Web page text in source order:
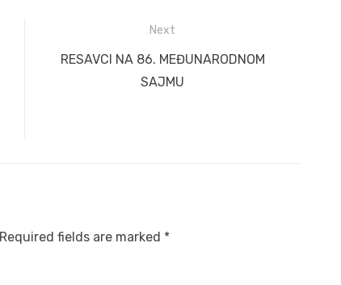
Next
Next
RESAVCI NA 86. MEĐUNARODNOM
SAJMU
Required fields are marked *